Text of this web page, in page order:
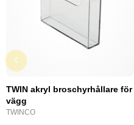
TWIN akryl broschyrhållare för
vägg
TWINCO